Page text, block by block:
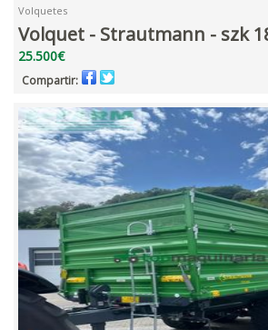
Volquetes
Volquet - Strautmann - szk
25.500€
Compartir: